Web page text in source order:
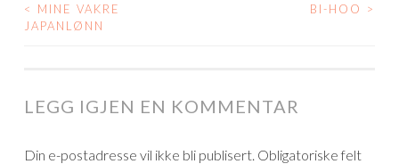
POST
<
MINE VAKRE
JAPANLØNN
BI-HOO >
LEGG IGJEN EN KOMMENTAR
Din e-postadresse vil ikke bli publisert. Obligatoriske felt